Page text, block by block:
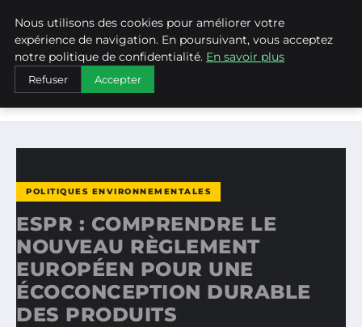
WEARECLIMATECONTROL
ACCUEIL
POLITIQUES ENVIRONNEMENTALES
ESPR : COMPRENDRE LE NOUVEAU RÈGLEMENT EUROPÉEN
POLITIQUES ENVIRONNEMENTALES
ESPR : COMPRENDRE LE
NOUVEAU RÈGLEMENT
EUROPÉEN POUR UNE
ÉCOCONCEPTION DURABLE
DES PRODUITS
Nous utilisons des cookies pour améliorer votre
expérience de navigation. En poursuivant, vous acceptez
notre politique de confidentialité. En savoir plus
Refuser Accepter